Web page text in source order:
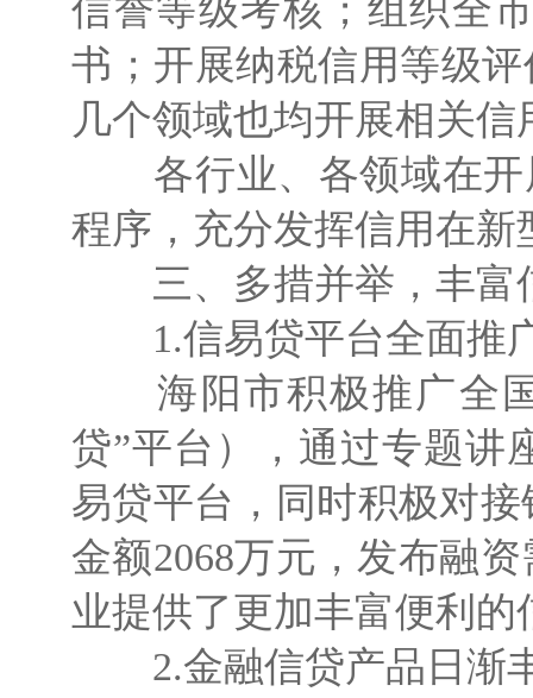
信誉等级考核；组织全
书；开展纳税信用等级
几个领域也均开展相关
各行业、各领域在开
程序，充分发挥信用在
三、多措并举，丰
1.信易贷平台全面推
海阳市积极推广全国
贷”平台），通过专题讲
易贷平台，同时积极对
金额2068万元，发布融
业提供了更加丰富便利的
2.金融信贷产品日渐